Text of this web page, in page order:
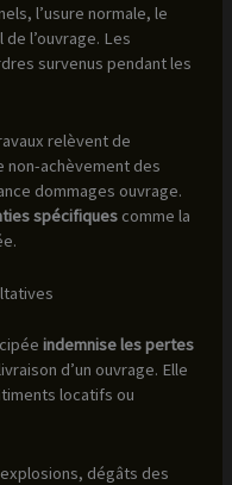
l’usure normale, le
l’ouvrage. Les
survenus pendant les
relèvent de
non-achèvement des
dommages ouvrage.
spécifiquescomme la
indemnise les pertes
d’un ouvrage. Elle
locatifs ou
dégâts des